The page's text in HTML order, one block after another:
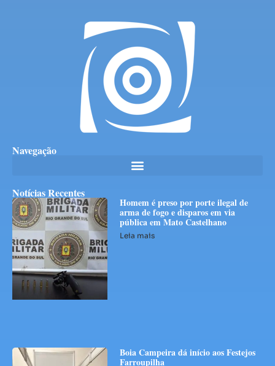
Navegação
Notícias Recentes
Homem é preso por porte ilegal de
arma de fogo e disparos em via
pública em Mato Castelhano
Leia mais
Boia Campeira dá início aos Festejos
Farroupilha